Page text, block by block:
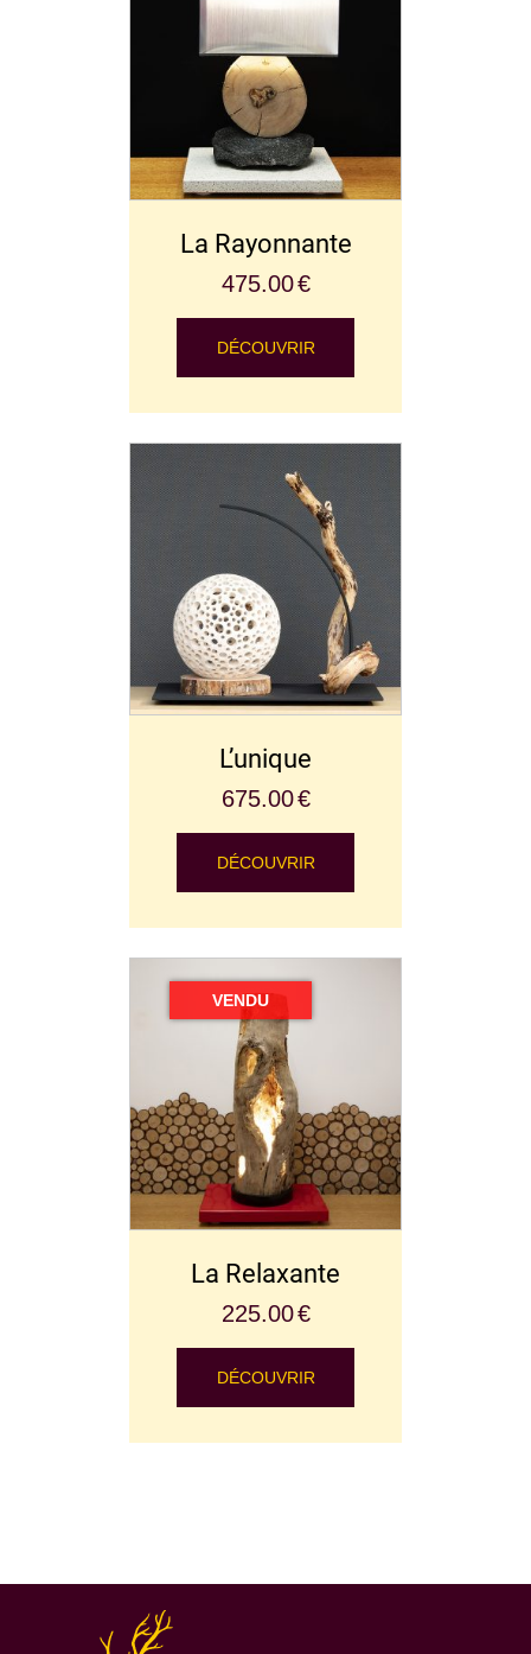
La Rayonnante
€
475.00
L’unique
€
675.00
La Relaxante
€
225.00